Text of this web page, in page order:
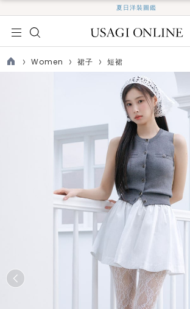
夏日洋裝圖鑑
Women 裙子 短裙